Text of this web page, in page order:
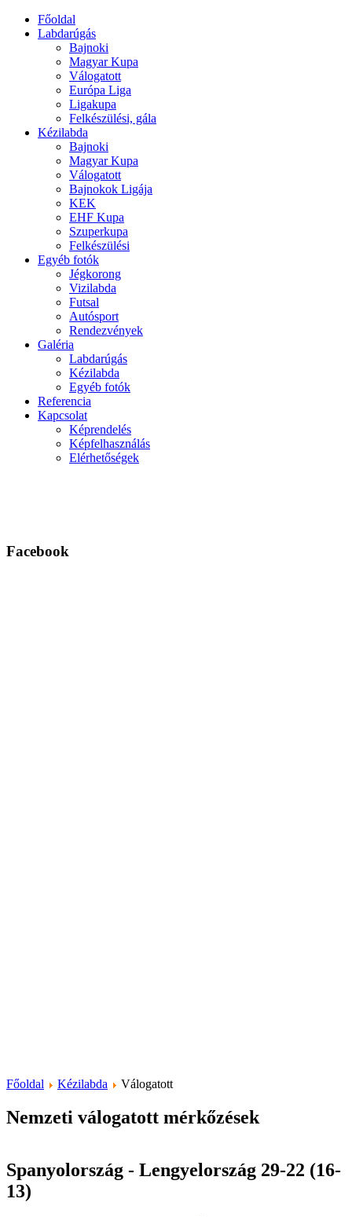
Főoldal
Labdarúgás
Bajnoki
Magyar Kupa
Válogatott
Európa Liga
Ligakupa
Felkészülési, gála
Kézilabda
Bajnoki
Magyar Kupa
Válogatott
Bajnokok Ligája
KEK
EHF Kupa
Szuperkupa
Felkészülési
Egyéb fotók
Jégkorong
Vizilabda
Futsal
Autósport
Rendezvények
Galéria
Labdarúgás
Kézilabda
Egyéb fotók
Referencia
Kapcsolat
Képrendelés
Képfelhasználás
Elérhetőségek
Facebook
Főoldal Kézilabda Válogatott
Nemzeti válogatott mérkőzések
Spanyolország - Lengyelország 29-22 (16-
13)